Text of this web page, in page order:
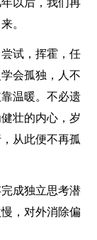
以后，我们再
。
试，挥霍，任
会孤独，人不
温暖。不必遗
壮的内心，岁
从此便不再孤
成独立思考潜
，对外消除偏